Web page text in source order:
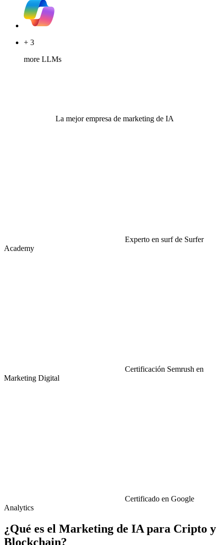
+ 3
more LLMs
La mejor empresa de marketing de IA
Experto en surf de Surfer
Academy
Certificación Semrush en
Marketing Digital
Certificado en Google
Analytics
¿Qué es el Marketing de IA para Cripto y
Blockchain?